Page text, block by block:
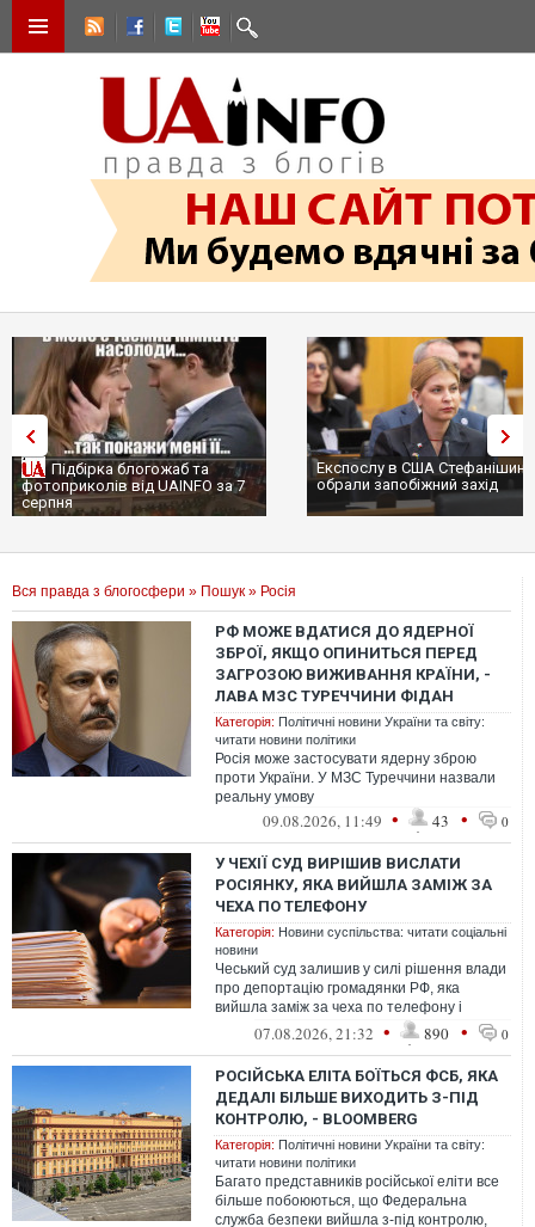
Підбірка блогожаб та
фотоприколів від UAINFO за 7
серпня
Експослу в США
обрали запобіжний захід
Вся правда з блогосфери » Пошук » Росія
РФ МОЖЕ ВДАТИСЯ ДО ЯДЕРНОЇ
ЗБРОЇ, ЯКЩО ОПИНИТЬСЯ ПЕРЕД
ЗАГРОЗОЮ ВИЖИВАННЯ КРАЇНИ, -
ЛАВА МЗС ТУРЕЧЧИНИ ФІДАН
Категорія: Політичні новини України та світу:
читати новини політики
Росія може застосувати ядерну зброю
проти України. У МЗС Туреччини назвали
реальну умову
09.08.2026, 11:49 • 43 • 0
У ЧЕХІЇ СУД ВИРІШИВ ВИСЛАТИ
РОСІЯНКУ, ЯКА ВИЙШЛА ЗАМІЖ ЗА
ЧЕХА ПО ТЕЛЕФОНУ
Категорія: Новини суспільства: читати соціальні
новини
Чеський суд залишив у силі рішення влади
про депортацію громадянки РФ, яка
вийшла заміж за чеха по телефону і
приїхала до нього.
07.08.2026, 21:32 • 890 • 0
РОСІЙСЬКА ЕЛІТА БОЇТЬСЯ ФСБ, ЯКА
ДЕДАЛІ БІЛЬШЕ ВИХОДИТЬ З-ПІД
КОНТРОЛЮ, - BLOOMBERG
Категорія: Політичні новини України та світу:
читати новини політики
Багато представників російської еліти все
більше побоюються, що Федеральна
служба безпеки вийшла з-під контролю,